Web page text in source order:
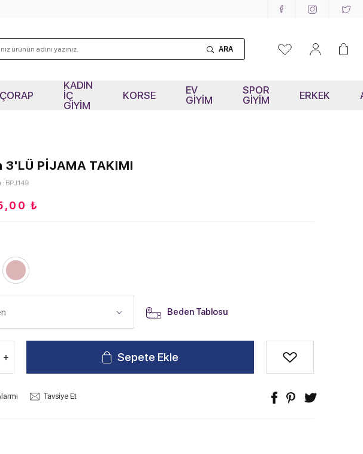
ARA
ÇORAP
KADIN
İÇ
GİYİM
KORSE
EV
GİYİM
SPOR
GİYİM
ERKEK
3'LÜ PİJAMA TAKIMI
BPJ149
₺
Beden Tablosu
Sepete Ekle
Tavsiye Et